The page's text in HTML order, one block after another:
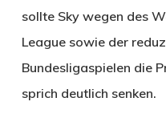
sollte Sky wegen des
League sowie der
Bundesligaspielen die
sprich deutlich senken.